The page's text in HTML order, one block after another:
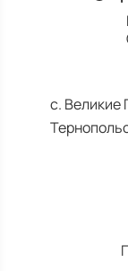
с. Великие